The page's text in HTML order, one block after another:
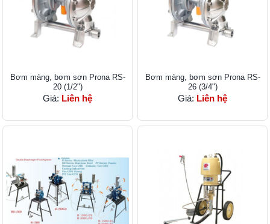
Bơm màng, bơm sơn Prona RS-
20 (1/2")
Giá: Liên hệ
Bơm màng, bơm sơn Prona RS-
26 (3/4")
Giá: Liên hệ